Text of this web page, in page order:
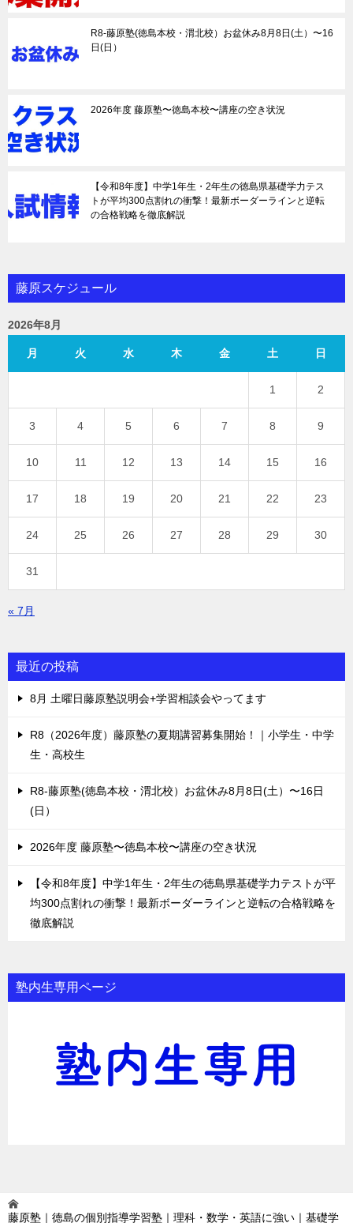
R8-藤原塾(徳島本校・渭北校）お盆休み8月8日(土）〜16
日(日）
2026年度 藤原塾〜徳島本校〜講座の空き状況
【令和8年度】中学1年生・2年生の徳島県基礎学力テス
トが平均300点割れの衝撃！最新ボーダーラインと逆転
の合格戦略を徹底解説
藤原スケジュール
2026年8月
月 火 水 木 金 土 日
1 2
3 4 5 6 7 8 9
10 11 12 13 14 15 16
17 18 19 20 21 22 23
24 25 26 27 28 29 30
31
« 7月
最近の投稿
8月 土曜日藤原塾説明会+学習相談会やってます
R8（2026年度）藤原塾の夏期講習募集開始！｜小学生・中学
生・高校生
R8-藤原塾(徳島本校・渭北校）お盆休み8月8日(土）〜16日
(日）
2026年度 藤原塾〜徳島本校〜講座の空き状況
【令和8年度】中学1年生・2年生の徳島県基礎学力テストが平
均300点割れの衝撃！最新ボーダーラインと逆転の合格戦略を
徹底解説
塾内生専用ページ
藤原塾｜徳島の個別指導学習塾｜理科・数学・英語に強い｜基礎学